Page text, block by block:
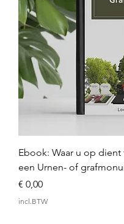
Ebook: Waar u op
een Urnen- of
Prijs
€ 0,00
incl.BTW